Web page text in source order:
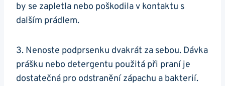
by se zapletla nebo poškodila v kontaktu s
dalším prádlem.
3. Nenoste podprsenku dvakrát za sebou. Dávka
prášku nebo detergentu použitá při praní je
dostatečná pro odstranění zápachu a bakterií.